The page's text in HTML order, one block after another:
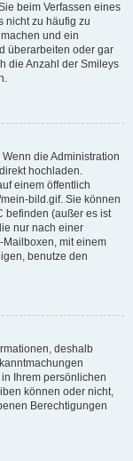
beim Verfassen eines
nicht zu häufig zu
und ein
überarbeiten oder gar
die Anzahl der Smileys
die Administration
hochladen.
einem öffentlich
bild.gif. Sie können
befinden (außer es ist
nur nach einer
Mailboxen, mit einem
benutze den
deshalb
Ihrem persönlichen
können oder nicht,
Berechtigungen